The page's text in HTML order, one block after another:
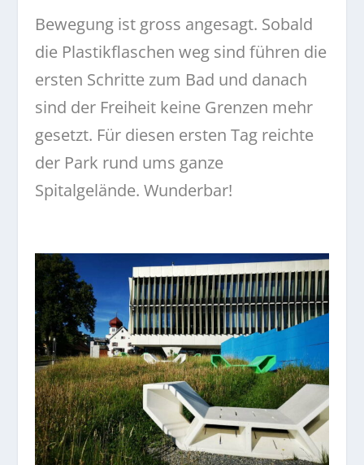
Bewegung ist gross angesagt. Sobald
die Plastikflaschen weg sind führen die
ersten Schritte zum Bad und danach
sind der Freiheit keine Grenzen mehr
gesetzt. Für diesen ersten Tag reichte
der Park rund ums ganze
Spitalgelände. Wunderbar!